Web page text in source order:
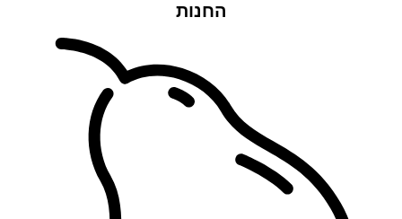
החנות